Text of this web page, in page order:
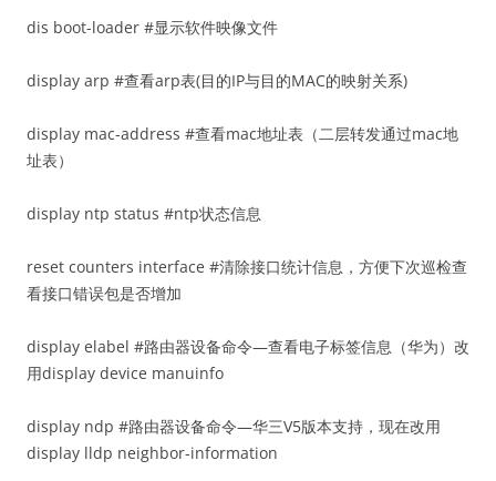
dis boot-loader #显示软件映像文件
display arp #查看arp表(目的IP与目的MAC的映射关系)
display mac-address #查看mac地址表（二层转发通过mac地
址表）
display ntp status #ntp状态信息
reset counters interface #清除接口统计信息，方便下次巡检查
看接口错误包是否增加
display elabel #路由器设备命令—查看电子标签信息（华为）改
用display device manuinfo
display ndp #路由器设备命令—华三V5版本支持，现在改用
display lldp neighbor-information